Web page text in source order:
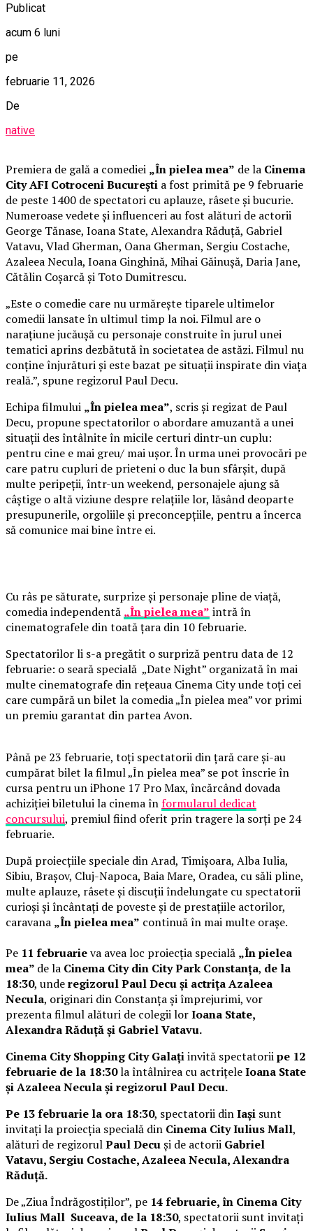
Publicat
acum 6 luni
pe
februarie 11, 2026
De
native
Premiera de gală a comediei „În pielea mea” de la Cinema
City AFI Cotroceni București a fost primită pe 9 februarie
de peste 1400 de spectatori cu aplauze, râsete și bucurie.
Numeroase vedete și influenceri au fost alături de actorii
George Tănase, Ioana State, Alexandra Răduță, Gabriel
Vatavu, Vlad Gherman, Oana Gherman, Sergiu Costache,
Azaleea Necula, Ioana Ginghină, Mihai Găinușă, Daria Jane,
Cătălin Coșarcă și Toto Dumitrescu.
„Este o comedie care nu urmărește tiparele ultimelor
comedii lansate în ultimul timp la noi. Filmul are o
narațiune jucăușă cu personaje construite în jurul unei
tematici aprins dezbătută în societatea de astăzi. Filmul nu
conține înjurături și este bazat pe situații inspirate din viața
reală.”, spune regizorul Paul Decu.
Echipa filmului „În pielea mea”, scris și regizat de Paul
Decu, propune spectatorilor o abordare amuzantă a unei
situații des întâlnite în micile certuri dintr-un cuplu:
pentru cine e mai greu/ mai ușor. În urma unei provocări pe
care patru cupluri de prieteni o duc la bun sfârșit, după
multe peripeții, într-un weekend, personajele ajung să
câștige o altă viziune despre relațiile lor, lăsând deoparte
presupunerile, orgoliile și preconcepțiile, pentru a încerca
să comunice mai bine între ei.
Cu râs pe săturate, surprize și personaje pline de viață,
comedia independentă „În pielea mea” intră în
cinematografele din toată țara din 10 februarie.
Spectatorilor li s-a pregătit o surpriză pentru data de 12
februarie: o seară specială „Date Night” organizată în mai
multe cinematografe din rețeaua Cinema City unde toți cei
care cumpără un bilet la comedia „În pielea mea” vor primi
un premiu garantat din partea Avon.
Până pe 23 februarie, toți spectatorii din țară care și-au
cumpărat bilet la filmul „În pielea mea” se pot înscrie în
cursa pentru un iPhone 17 Pro Max, încărcând dovada
achiziției biletului la cinema înformularul dedicat
concursului, premiul fiind oferit prin tragere la sorți pe 24
februarie.
După proiecțiile speciale din Arad, Timișoara, Alba Iulia,
Sibiu, Brașov, Cluj-Napoca, Baia Mare, Oradea, cu săli pline,
multe aplauze, râsete și discuții îndelungate cu spectatorii
curioși și încântați de poveste și de prestațiile actorilor,
caravana „În pielea mea” continuă în mai multe orașe.
Pe 11 februarieva avea loc proiecția specială „În pielea
mea” de la Cinema City din City Park Constanța, de la
18:30, underegizorul Paul Decu și actrița Azaleea
Necula, originari din Constanța și împrejurimi, vor
prezenta filmul alături de colegii lorIoana State,
Alexandra Răduță și Gabriel Vatavu.
Cinema City Shopping City Galațiinvită spectatoriipe 12
februarie de la 18:30la întâlnirea cu actrițeleIoana State
și Azaleea Necula și regizorul Paul Decu.
Pe 13 februarie la ora 18:30, spectatorii dinIași sunt
invitați la proiecția specială din Cinema City Iulius Mall,
alături de regizorulPaul Decuși de actorii Gabriel
Vatavu, Sergiu Costache, Azaleea Necula, Alexandra
Răduță.
De „Ziua Îndrăgostiților”, pe 14 februarie, în Cinema City
Iulius Mall Suceava, de la 18:30, spectatorii sunt invitați